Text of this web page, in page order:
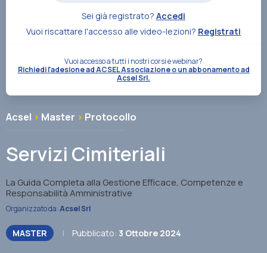
Sei già registrato? Accedi
Vuoi riscattare l'accesso alle video-lezioni? Registrati
Vuoi accesso a tutti i nostri corsi e webinar?
Richiedi l'adesione ad ACSEL Associazione o un abbonamento ad
Acsel Srl.
Acsel > Master > Protocollo
Servizi Cimiteriali
La Guida Completa alla Gestione Efficace, Competenze e
Responsabilità Amministrative
Organizzato da:Acsel Srl
MASTER | Pubblicato: 3 Ottobre 2024